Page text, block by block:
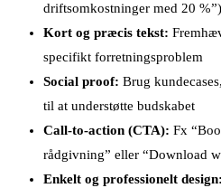
driftsomkostninger med 20 %”)
Kort og præcis tekst:
specifikt forretningsproblem
Social proof: Brug
til at understøtte budskabet
Call-to-action (CTA): Fx
rådgivning” eller “Download
Enkelt og professionelt design: